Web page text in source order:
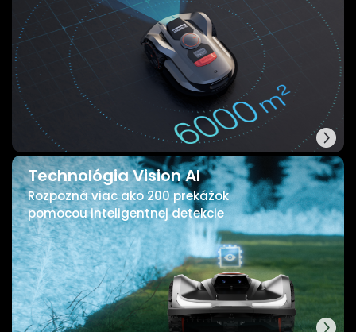
Technológia Vision AI
Rozpozná viac ako 200 prekážok
pomocou inteligentnej detekcie